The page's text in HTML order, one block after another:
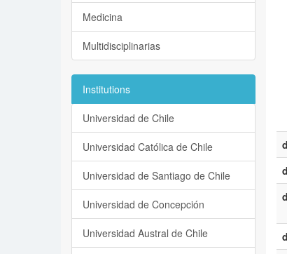
Medicina
Multidisciplinarias
Institutions
Universidad de Chile
Universidad Católica de Chile
Universidad de Santiago de Chile
Universidad de Concepción
Universidad Austral de Chile